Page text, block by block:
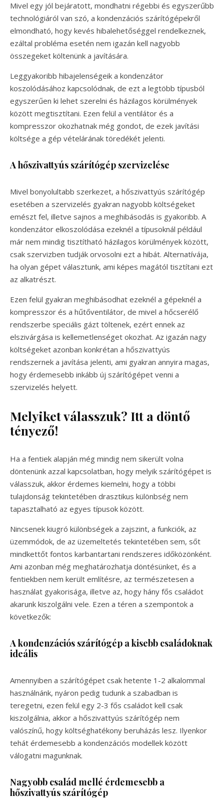
Mivel egy jól bejáratott, mondhatni régebbi és egyszerűbb
technológiáról van szó, a kondenzációs szárítógépekről
elmondható, hogy kevés hibalehetőséggel rendelkeznek,
ezáltal probléma esetén nem igazán kell nagyobb
összegeket költenünk a javítására.
Leggyakoribb hibajelenségeik a kondenzátor
koszolódásához kapcsolódnak, de ezt a legtöbb típusból
egyszerűen ki lehet szerelni és házilagos körülmények
között megtisztítani. Ezen felül a ventilátor és a
kompresszor okozhatnak még gondot, de ezek javítási
költsége a gép vételárának töredékét jelenti.
A hőszivattyús szárítógép szervizelése
Mivel bonyolultabb szerkezet, a hőszivattyús szárítógép
esetében a szervizelés gyakran nagyobb költségeket
emészt fel, illetve sajnos a meghibásodás is gyakoribb. A
kondenzátor elkoszolódása ezeknél a típusoknál például
már nem mindig tisztítható házilagos körülmények között,
csak szervizben tudják orvosolni ezt a hibát. Alternatívája,
ha olyan gépet választunk, ami képes magától tisztítani ezt
az alkatrészt.
Ezen felül gyakran meghibásodhat ezeknél a gépeknél a
kompresszor és a hűtőventilátor, de mivel a hőcserélő
rendszerbe speciális gázt töltenek, ezért ennek az
elszivárgása is kellemetlenséget okozhat. Az igazán nagy
költségeket azonban konkrétan a hőszivattyús
rendszernek a javítása jelenti, ami gyakran annyira magas,
hogy érdemesebb inkább új szárítógépet venni a
szervizelés helyett.
Melyiket válasszuk? Itt a döntő
tényező!
Ha a fentiek alapján még mindig nem sikerült volna
döntenünk azzal kapcsolatban, hogy melyik szárítógépet is
válasszuk, akkor érdemes kiemelni, hogy a többi
tulajdonság tekintetében drasztikus különbség nem
tapasztalható az egyes típusok között.
Nincsenek kiugró különbségek a zajszint, a funkciók, az
üzemmódok, de az üzemeltetés tekintetében sem, sőt
mindkettőt fontos karbantartani rendszeres időközönként.
Ami azonban még meghatározhatja döntésünket, és a
fentiekben nem került említésre, az természetesen a
használat gyakorisága, illetve az, hogy hány fős családot
akarunk kiszolgálni vele. Ezen a téren a szempontok a
következők:
A kondenzációs szárítógép a kisebb családoknak
ideális
Amennyiben a szárítógépet csak hetente 1-2 alkalommal
használnánk, nyáron pedig tudunk a szabadban is
teregetni, ezen felül egy 2-3 fős családot kell csak
kiszolgálnia, akkor a hőszivattyús szárítógép nem
valószínű, hogy költséghatékony beruházás lesz. Ilyenkor
tehát érdemesebb a kondenzációs modellek között
válogatni magunknak.
Nagyobb család mellé érdemesebb a
hőszivattyús szárítógép